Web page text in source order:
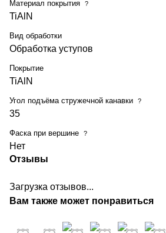
Материал покрытия ?
TiAlN
Вид обработки
Обработка уступов
Покрытие
TiAlN
Угол подъёма стружечной канавки ?
35
Фаска при вершине ?
Нет
Отзывы
Загрузка отзывов...
Вам также может понравиться